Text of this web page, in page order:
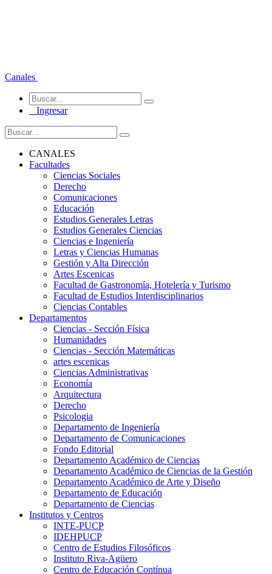
Canales
Ingresar
CANALES
Facultades
Ciencias Sociales
Derecho
Comunicaciones
Educación
Estudios Generales Letras
Estudios Generales Ciencias
Ciencias e Ingeniería
Letras y Ciencias Humanas
Gestión y Alta Dirección
Artes Escenicas
Facultad de Gastronomía, Hotelería y Turismo
Facultad de Estudios Interdisciplinarios
Ciencias Contables
Departamentos
Ciencias - Sección Física
Humanidades
Ciencias - Sección Matemáticas
artes escenicas
Ciencias Administrativas
Economía
Arquitectura
Derecho
Psicologia
Departamento de Ingeniería
Departamento de Comunicaciones
Fondo Editorial
Departamento Académico de Ciencias
Departamento Académico de Ciencias de la Gestión
Departamento Académico de Arte y Diseño
Departamento de Educación
Departamento de Ciencias
Institutos y Centros
INTE-PUCP
IDEHPUCP
Centro de Estudios Filosóficos
Instituto Riva-Agüero
Centro de Educación Contínua